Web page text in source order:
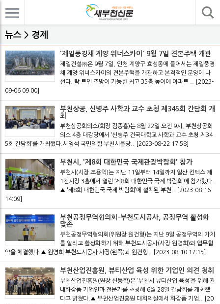
뉴스 > 경제
'제일풍경채 계양 위너스카이' 9월 7일 견본주택 개관
제일건설㈜은 9월 7일, 인천 계양구 효성동에 들어서는 제일풍경
채 계양 위너스카이의 견본주택을 개관하고 본격적인 분양에 나
선다. 탁 트인 조망이 가능한 최고 35층 높이에 아파트 ..
[2023-
09-06 09:00]
부천상공, 신병주 사학과 교수 초청 제345회 간담회 개
최
부천상공회의소(회장 김종흠)는 8월 22일 오전 9시, 부천상공회
의소 4층 대강당에서 ‘신병주 건국대학교 사학과 교수 초청 제34
5회 간담회’를 개최했다.서영석 국민의힘 부천시을당..
[2023-08-22 17:58]
부천시, '제8회 대한민국 국제관광박람회' 참가
부천시(시장 조용익)는 지난 11일부터 14일까지 일산 킨텍스 제
1전시장 3홀에서 열린 ‘제8회 대한민국 국제 박람회’에 참가했다.
▲ ‘제8회 대한민국 국제 박람회’에 설치된 부천..
[2023-08-16
14:09]
부천공정무역협의회-부천도시공사, 공정무역 활성화
맞손
부천공정무역협의회(위원장 원건형)는 지난 9일 공정무역의 가치
를 알리고 활성화하기 위해 부천도시공사(사장 원명희)와 업무협
약을 체결했다.▲ 원명희 부천도시공사 사장(왼쪽)과 원건형..
[2023-08-10 17:15]
부천산업진흥원, 뷰티산업 육성 위한 기업인 의견 청취
부천산업진흥원(원장 신동학)은 ‘부천시 뷰티산업 육성’을 위해 관
내화장품 기업인과 전문가를 초청해 6월 28일 간담회를 개최했
다고 밝혔다.▲ 부천산업진흥원 대회의실에서 화장품 기업..
[20